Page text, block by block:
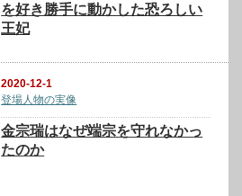
を好き勝手に動かした恐ろしい
王妃
2020-12-1
登場人物の実像
金宗瑞はなぜ端宗を守れなかっ
たのか